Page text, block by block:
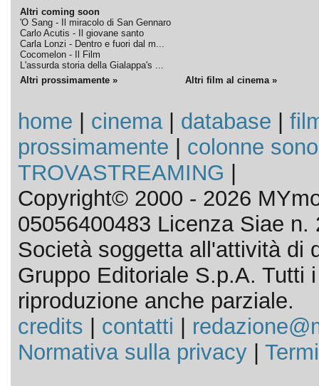
Altri coming soon
'O Sang - Il miracolo di San Gennaro
Carlo Acutis - Il giovane santo
Carla Lonzi - Dentro e fuori dal m...
Cocomelon - Il Film
L'assurda storia della Gialappa's ...
Altri prossimamente » Altri film al cinema »
home cinema| database
prossimamente
colonne
TROVASTREAMING
Copyright© 2000 - 2026
05056400483 Licenza Siae n.
Società soggetta all'attività di
Gruppo Editoriale S.p.A. Tutti
riproduzione anche parziale.
credits
contatti
Normativa sulla privacy|